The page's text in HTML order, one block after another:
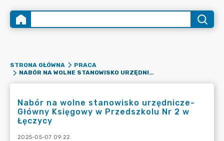
STRONA GŁÓWNA
PRACA
NABÓR NA WOLNE STANOWISKO URZĘDNICZE- GŁÓWNY KSIĘGOWY W PRZEDSZKOLU NR 2 W ŁĘCZYCY
Nabór na wolne stanowisko urzędnicze-
Główny Księgowy w Przedszkolu Nr 2 w
Łęczycy
2025-05-07 09:22